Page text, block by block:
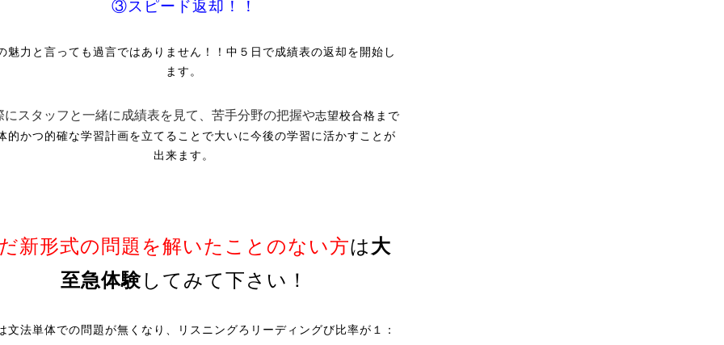
③スピード返却！！
魅力と言っても過言ではありません！！中５日で成績表の返却を開始し
ます。
にスタッフと一緒に成績表を見て、苦手分野の把握や志望校合格まで
的かつ的確な学習計画を立てることで大いに今後の学習に活かすことが
出来ます。
新形式の問題を解いたことのない方は大
至急体験してみて下さい！
文法単体での問題が無くなり、リスニングろリーディングび比率が１：